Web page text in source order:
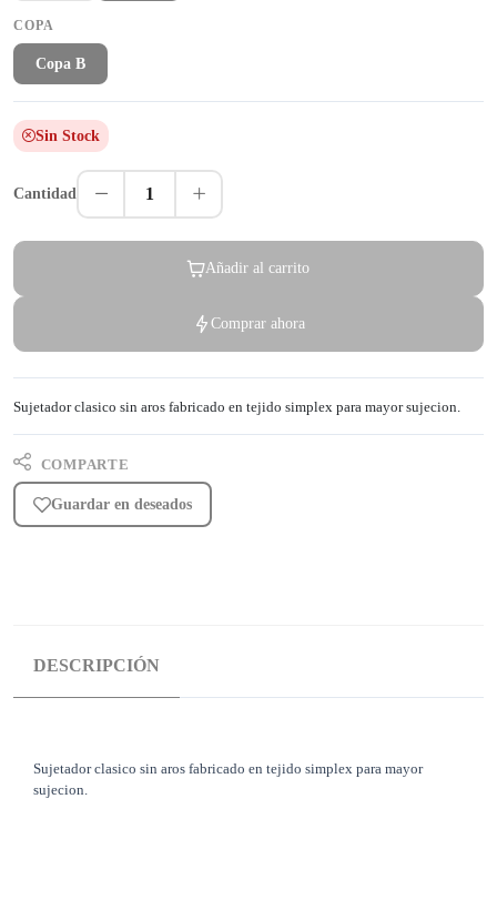
COPA
Copa B
Sin Stock
Cantidad 1
Añadir al carrito
Comprar ahora
Sujetador clasico sin aros fabricado en tejido simplex para mayor sujecion.
COMPARTE
Guardar en deseados
DESCRIPCIÓN
Sujetador clasico sin aros fabricado en tejido simplex para mayor
sujecion.